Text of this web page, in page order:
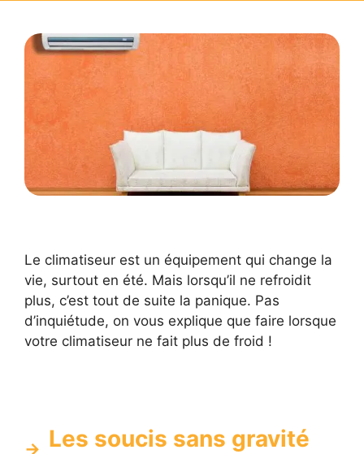
Le climatiseur est un équipement qui change la
vie, surtout en été. Mais lorsqu’il ne refroidit
plus, c’est tout de suite la panique. Pas
d’inquiétude, on vous explique que faire lorsque
votre climatiseur ne fait plus de froid !
Les soucis sans gravité